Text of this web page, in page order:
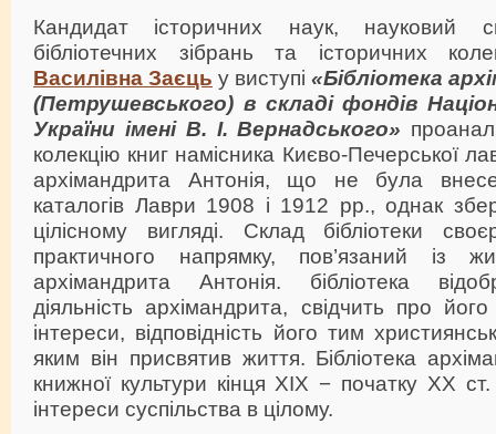
Кандидат історичних наук, науковий
бібліотечних зібрань та історичних
Василівна Заєць у виступі «Бібліотека
(Петрушевського) в складі фондів
України імені В. І. Вернадського»
колекцію книг намісника Києво-Печерської
архімандрита Антонія, що не була
каталогів Лаври 1908 і 1912 рр., однак
цілісному вигляді. Склад бібліотеки
практичного напрямку, пов’язаний із
архімандрита Антонія. бібліотека
діяльність архімандрита, свідчить про
інтереси, відповідність його тим
яким він присвятив життя. Бібліотека
книжної культури кінця ХIХ − початку ХХ
інтереси суспільства в цілому.